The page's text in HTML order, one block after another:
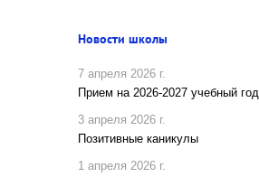
Новости школы
7 апреля 2026 г.
Прием на 2026-2027 учебный год
3 апреля 2026 г.
Позитивные каникулы
1 апреля 2026 г.